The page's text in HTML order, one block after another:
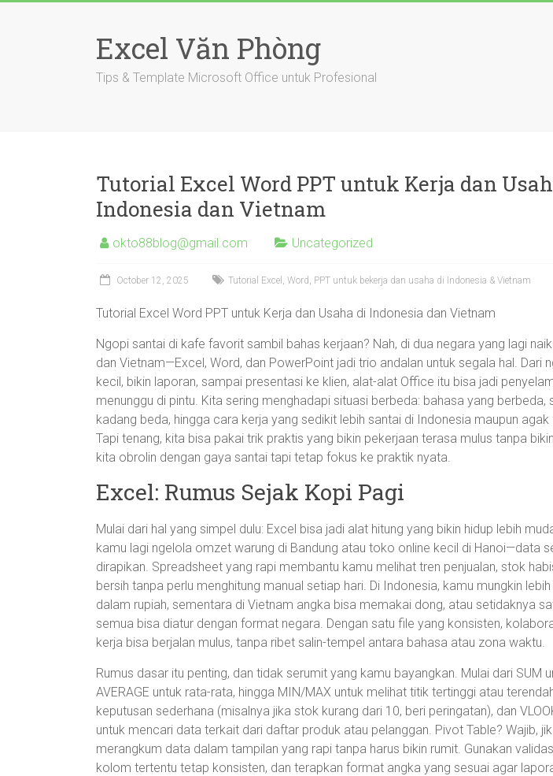
Excel Văn Phòng
Tips & Template Microsoft Office untuk Profesional
Tutorial Excel Word PPT untuk Kerja dan
Indonesia dan Vietnam
okto88blog@gmail.com Uncategorized
October 12, 2025 Tutorial Excel, Word, PPT untuk bekerja dan usaha di Indonesia & Vietnam
Tutorial Excel Word PPT untuk Kerja dan Usaha di Indonesia dan Vietnam
Ngopi santai di kafe favorit sambil bahas kerjaan? Nah, di dua negara yang lagi
dan Vietnam—Excel, Word, dan PowerPoint jadi trio andalan untuk segala hal. Dari
kecil, bikin laporan, sampai presentasi ke klien, alat-alat Office itu bisa jadi
menunggu di pintu. Kita sering menghadapi situasi berbeda: bahasa yang berbeda,
kadang beda, hingga cara kerja yang sedikit lebih santai di Indonesia maupun
Tapi tenang, kita bisa pakai trik praktis yang bikin pekerjaan terasa mulus tanpa
kita obrolin dengan gaya santai tapi tetap fokus ke praktik nyata.
Excel: Rumus Sejak Kopi Pagi
Mulai dari hal yang simpel dulu: Excel bisa jadi alat hitung yang bikin hidup lebih
kamu lagi ngelola omzet warung di Bandung atau toko online kecil di Hanoi—data
dirapikan. Spreadsheet yang rapi membantu kamu melihat tren penjualan, stok
bersih tanpa perlu menghitung manual setiap hari. Di Indonesia, kamu mungkin
dalam rupiah, sementara di Vietnam angka bisa memakai dong, atau setidaknya
semua bisa diatur dengan format negara. Dengan satu file yang konsisten,
kerja bisa berjalan mulus, tanpa ribet salin-tempel antara bahasa atau zona waktu.
Rumus dasar itu penting, dan tidak serumit yang kamu bayangkan. Mulai dari SUM
AVERAGE untuk rata-rata, hingga MIN/MAX untuk melihat titik tertinggi atau
keputusan sederhana (misalnya jika stok kurang dari 10, beri peringatan), dan
untuk mencari data terkait dari daftar produk atau pelanggan. Pivot Table? Wajib,
merangkum data dalam tampilan yang rapi tanpa harus bikin rumit. Gunakan
kolom tertentu tetap konsisten, dan terapkan format angka yang sesuai agar